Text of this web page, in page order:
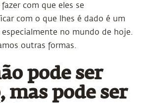
com que eles se
com o que lhes é dado é um
no mundo de hoje.
outras formas.
pode ser
mas pode ser